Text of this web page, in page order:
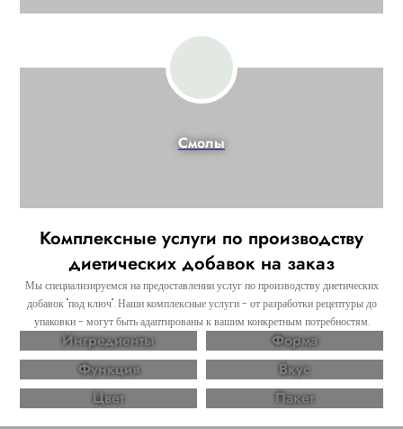
Смолы
Комплексные услуги по производству
диетических добавок на заказ
Мы специализируемся на предоставлении услуг по производству диетических
добавок "под ключ". Наши комплексные услуги - от разработки рецептуры до
упаковки - могут быть адаптированы к вашим конкретным потребностям.
Ингредиенты
Форма
Функция
Вкус
Цвет
Пакет